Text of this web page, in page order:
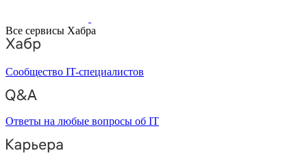
Все сервисы Хабра
Сообщество IT-специалистов
Ответы на любые вопросы об IT